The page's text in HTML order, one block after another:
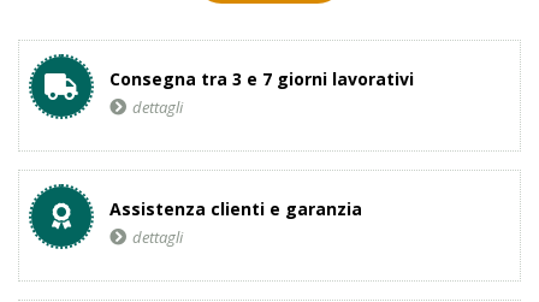
Consegna tra 3 e 7 giorni lavorativi
dettagli
Assistenza clienti e garanzia
dettagli